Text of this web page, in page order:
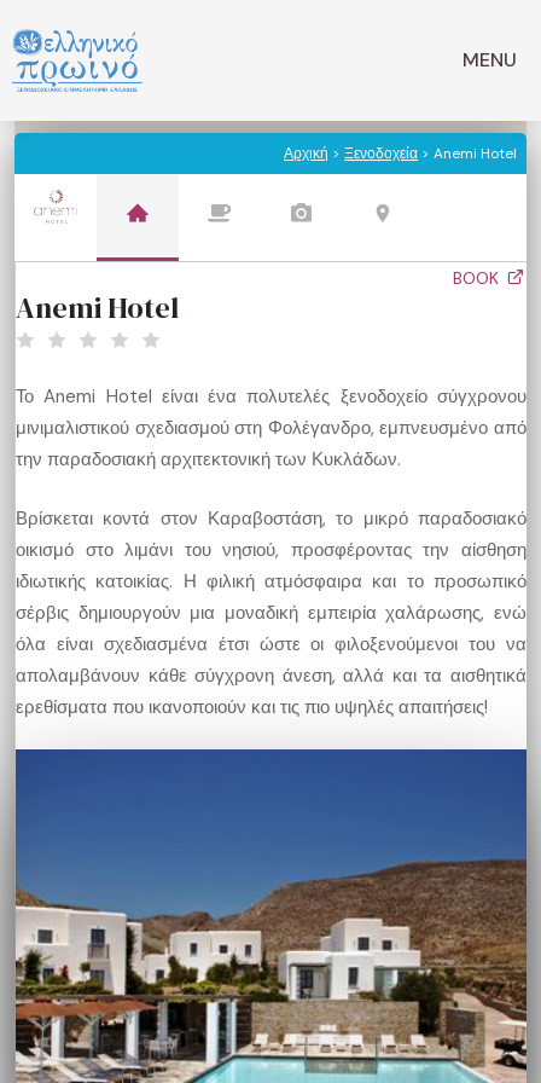
σε
περιεχόμενο
MENU
Αρχική > Ξενοδοχεία > Anemi Hotel
BOOK
Anemi Hotel
Το Anemi Hotel είναι ένα πολυτελές ξενοδοχείο σύγχρονου
μινιμαλιστικού σχεδιασμού στη Φολέγανδρο, εμπνευσμένο από
την παραδοσιακή αρχιτεκτονική των Κυκλάδων.
Βρίσκεται κοντά στον Καραβοστάση, το μικρό παραδοσιακό
οικισμό στο λιμάνι του νησιού, προσφέροντας την αίσθηση
ιδιωτικής κατοικίας. Η φιλική ατμόσφαιρα και το προσωπικό
σέρβις δημιουργούν μια μοναδική εμπειρία χαλάρωσης, ενώ
όλα είναι σχεδιασμένα έτσι ώστε οι φιλοξενούμενοι του να
απολαμβάνουν κάθε σύγχρονη άνεση, αλλά και τα αισθητικά
ερεθίσματα που ικανοποιούν και τις πιο υψηλές απαιτήσεις!